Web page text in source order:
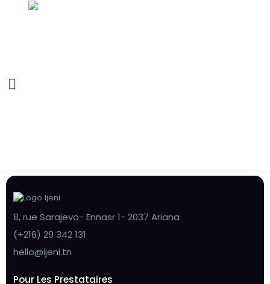
8, rue Sarajevo- Ennasr 1- 2037 Ariana
(+216) 29 342 131
hello@ijeni.tn
Pour Les Prestataires